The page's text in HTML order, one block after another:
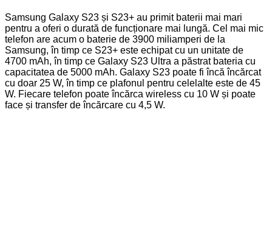
Samsung Galaxy S23 și S23+ au primit baterii mai mari
pentru a oferi o durată de funcționare mai lungă. Cel mai mic
telefon are acum o baterie de 3900 miliamperi de la
Samsung, în timp ce S23+ este echipat cu un unitate de
4700 mAh, în timp ce Galaxy S23 Ultra a păstrat bateria cu
capacitatea de 5000 mAh. Galaxy S23 poate fi încă încărcat
cu doar 25 W, în timp ce plafonul pentru celelalte este de 45
W. Fiecare telefon poate încărca wireless cu 10 W și poate
face și transfer de încărcare cu 4,5 W.